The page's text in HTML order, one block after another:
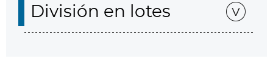
División en lotes